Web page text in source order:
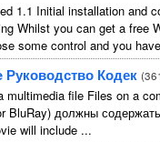
1.1 Initial installation and
Whilst you can get a free
some control and you
Руководство Кодек (
multimedia file Files on a
BluRay) должны
will include ...